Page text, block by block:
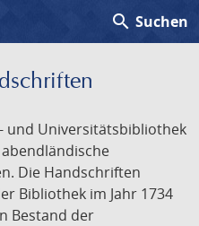
search Suchen
und Universitätsbibliothek
Die Handschriften
Bibliothek im Jahr 1734
Bestand der